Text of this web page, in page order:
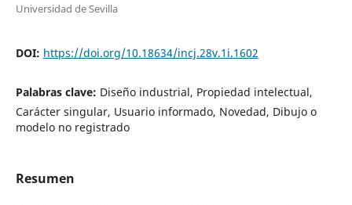
Universidad de Sevilla
DOI: https://doi.org/10.18634/incj.28v.1i.1602
Palabras clave: Diseño industrial, Propiedad intelectual,
Carácter singular, Usuario informado, Novedad, Dibujo o
modelo no registrado
Resumen